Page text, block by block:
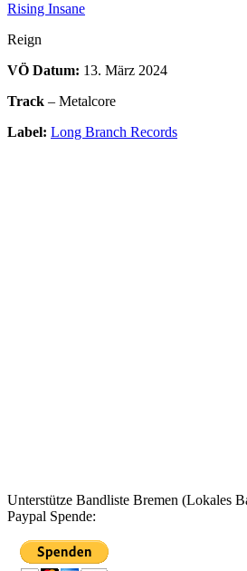
Rising Insane
Reign
VÖ Datum: 13. März 2024
Track – Metalcore
Label: Long Branch Records
Unterstütze Bandliste Bremen (Lokales
Paypal Spende: